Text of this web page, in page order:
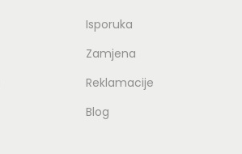
Isporuka
Zamjena
Reklamacije
Blog